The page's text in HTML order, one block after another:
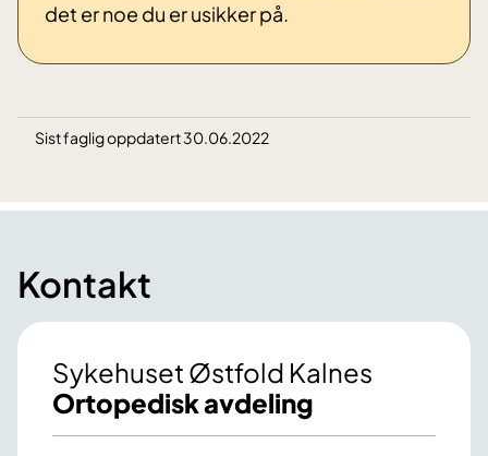
det er noe du er usikker på.
Sist faglig oppdatert 30.06.2022
Kontakt
Sykehuset Østfold Kalnes
Ortopedisk avdeling